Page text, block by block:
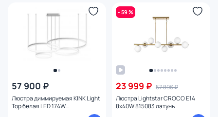
57 900 ₽
Люстра диммируемая KINK Light
Тор белая LED 174W
- 59 %
23 999 ₽ 57 896 ₽
Люстра Lightstar CROCO E14
8х40W 815083 латунь